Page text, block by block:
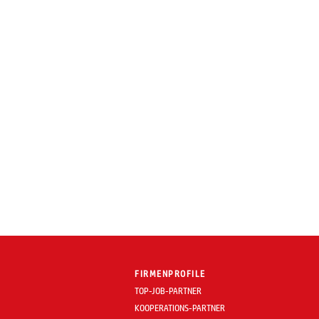
FIRMENPROFILE
TOP-JOB-PARTNER
KOOPERATIONS-PARTNER